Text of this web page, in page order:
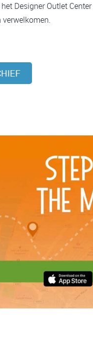
Designer Outlet
verwelkomen.